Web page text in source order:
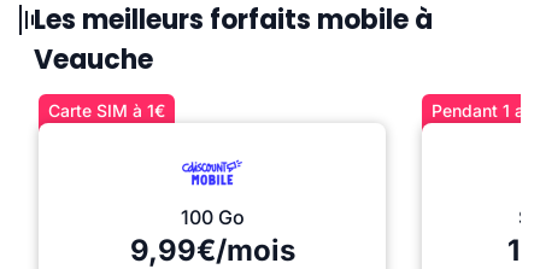
Les meilleurs forfaits mobile à
Veauche
Carte SIM à 1€
100 Go
9,99€/mois
Pendant 1